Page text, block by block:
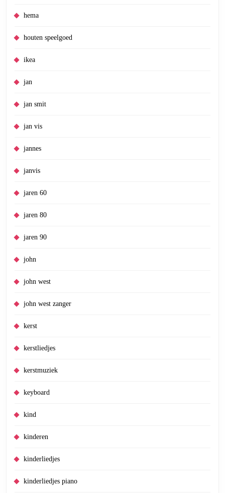
hema
houten speelgoed
ikea
jan
jan smit
jan vis
jannes
janvis
jaren 60
jaren 80
jaren 90
john
john west
john west zanger
kerst
kerstliedjes
kerstmuziek
keyboard
kind
kinderen
kinderliedjes
kinderliedjes piano